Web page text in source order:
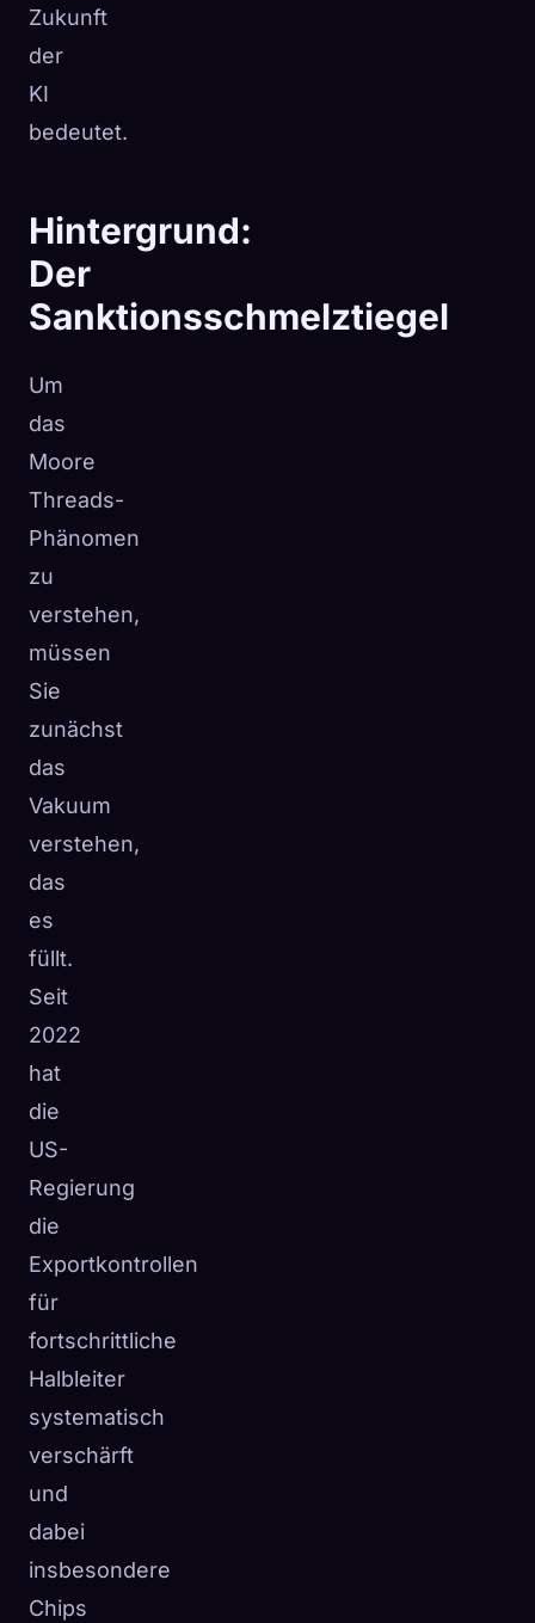
Zukunft
der
KI
bedeutet.
Hintergrund:
Der
Sanktionsschmelztiegel
Um
das
Moore
Threads-
Phänomen
zu
verstehen,
müssen
Sie
zunächst
das
Vakuum
verstehen,
das
es
füllt.
Seit
2022
hat
die
US-
Regierung
die
Exportkontrollen
für
fortschrittliche
Halbleiter
systematisch
verschärft
und
dabei
insbesondere
Chips